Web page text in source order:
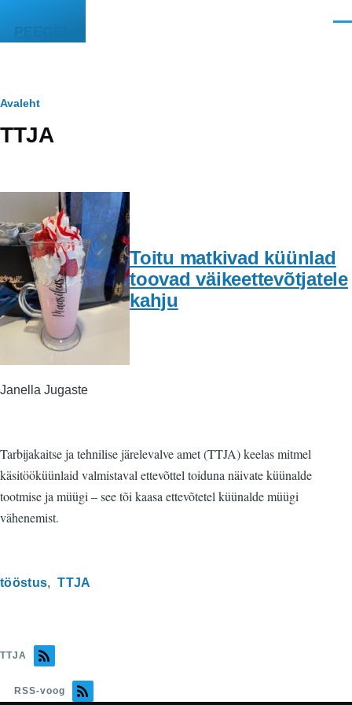
PEEGEL
Leivapuru
Avaleht
TTJA
Toitu matkivad küünlad
toovad väikeettevõtjatele
kahju
Janella Jugaste
Tarbijakaitse ja tehnilise järelevalve amet (TTJA) keelas mitmel
käsitööküünlaid valmistaval ettevõttel toiduna näivate küünalde
tootmise ja müügi – see tõi kaasa ettevõtetel küünalde müügi
vähenemist.
tööstus TTJA
TTJA
RSS-voog